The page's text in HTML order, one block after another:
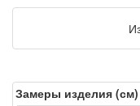
Замеры изделия (см)